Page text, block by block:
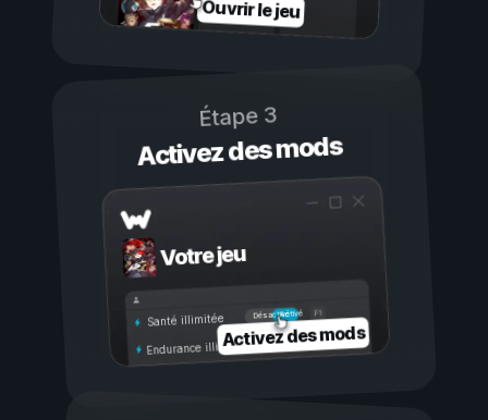
Ouvrir le jeu
Étape 3
Activez des mods
Votre jeu
Activé
Désactivé
Santé illimitée
Endurance illimitéeActivez des mods